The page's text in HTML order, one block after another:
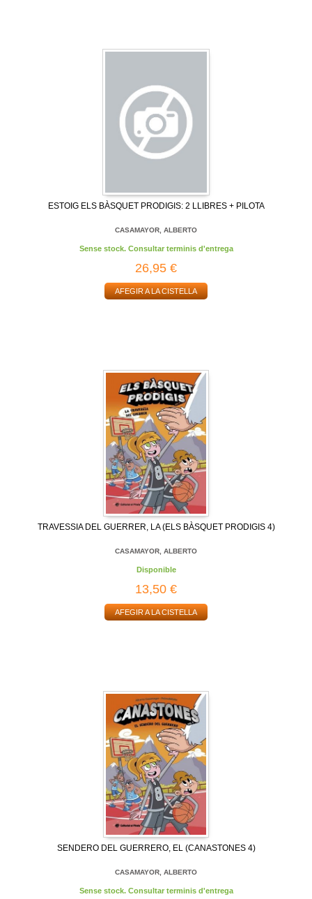
ESTOIG ELS BÀSQUET PRODIGIS: 2 LLIBRES + PILOTA
CASAMAYOR, ALBERTO
Sense stock. Consultar terminis d'entrega
26,95 €
AFEGIR A LA CISTELLA
TRAVESSIA DEL GUERRER, LA (ELS BÀSQUET PRODIGIS 4)
CASAMAYOR, ALBERTO
Disponible
13,50 €
AFEGIR A LA CISTELLA
SENDERO DEL GUERRERO, EL (CANASTONES 4)
CASAMAYOR, ALBERTO
Sense stock. Consultar terminis d'entrega